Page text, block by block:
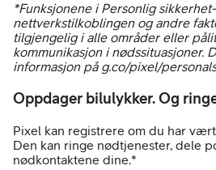
*Funksjonene i Personlig
nettverkstilkoblingen og andre
tilgjengelig i alle områder eller
kommunikasjon i nødssituasjoner.
informasjon på g.co/pixel/
Oppdager bilulykker. Og
Pixel kan registrere om du har
Den kan ringe nødtjenester, dele
nødkontaktene dine.*